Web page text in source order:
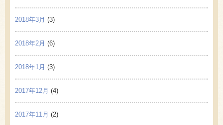
2018年3月 (3)
2018年2月 (6)
2018年1月 (3)
2017年12月 (4)
2017年11月 (2)